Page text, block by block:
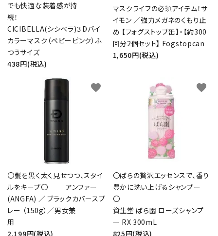
でも快適な装着感が持
続！
CICIBELLA(シシベラ)３Dバイ
カラーマスク（ベビーピンク）ふ
つうサイズ
438円(税込)
マスクライフの必須アイテム！サ
イモン ／強力メガネのくもり止
め 【フォグストップ缶】・【約300
回分2個セット】 Fogstopcan
1,650円(税込)
〇髪を黒く太く見せつつ、スタイ
ルをキープ〇 アンファー
(ANGFA) ／ ブラックカバースプ
レー （150g）／男女兼
用
2,199円(税込)
favorite
〇ばらの贅沢エッセンスで、香り
豊かに洗い上げるシャンプー
資生堂 ばら園 ローズシャンプ
ー RX 300mL
825円(税込)
favorite